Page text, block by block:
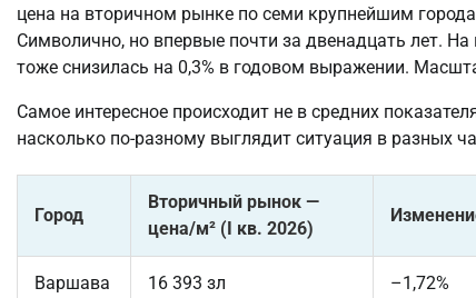
цена на вторичном рынке по семи крупнейшим
Символично, но впервые почти за двенадцать лет.
тоже снизилась на 0,3% в годовом выражении.
Самое интересное происходит не в средних
насколько по-разному выглядит ситуация в разных
Город
Вторичный рынок —
цена/м² (I кв. 2026)
Варшава 16 393 зл –1,72%